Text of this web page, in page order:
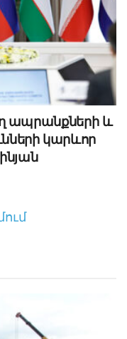
ապրանքների և
կարևոր